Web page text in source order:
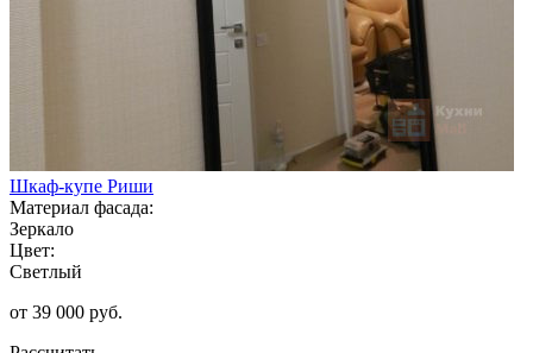
Шкаф-купе Риши
Материал фасада:
Зеркало
Цвет:
Светлый
от 39 000 руб.